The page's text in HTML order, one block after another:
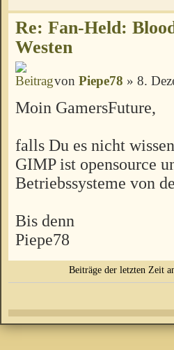
Re: Fan-Held:
Westen
von Piepe78 » 8.
Moin GamersFuture,
falls Du es nicht
GIMP ist opensource
Betriebssysteme von
Bis denn
Piepe78
Beiträge der letzten Zeit